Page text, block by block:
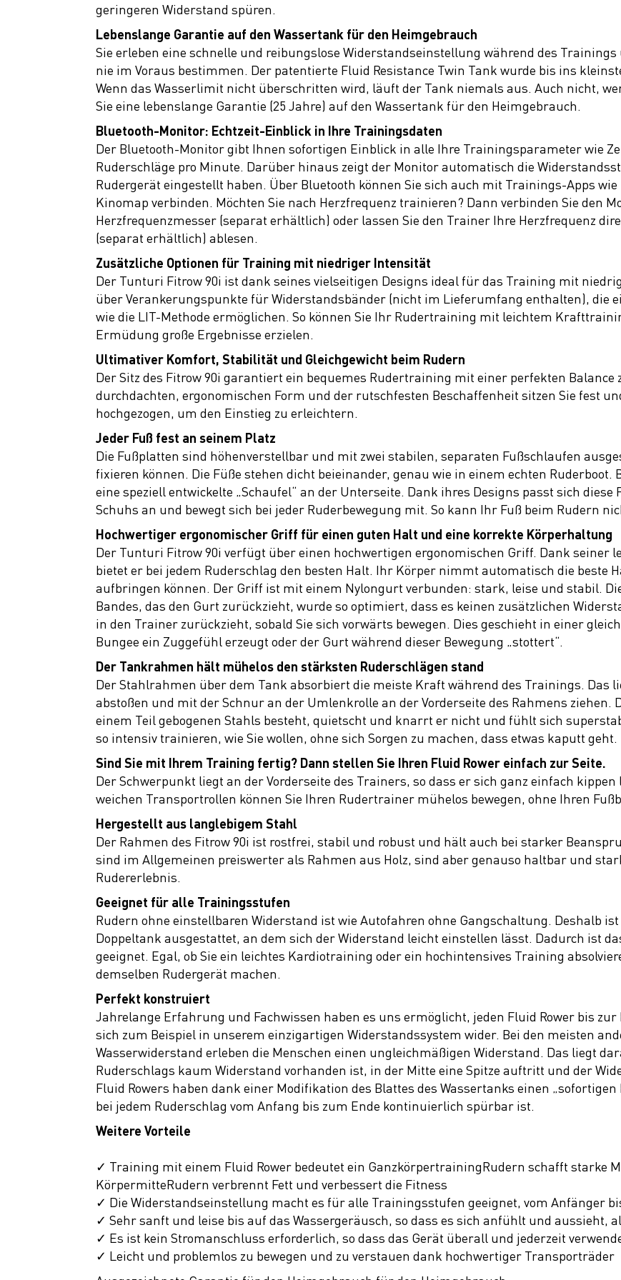
geringeren Widerstand spüren.
Lebenslange Garantie auf den Wassertank für den Heimgebrauch
Sie erleben eine schnelle und reibungslose Widerstandseinstellung während des
nie im Voraus bestimmen. Der patentierte Fluid Resistance Twin Tank wurde bis ins
Wenn das Wasserlimit nicht überschritten wird, läuft der Tank niemals aus. Auch nicht,
Sie eine lebenslange Garantie (25 Jahre) auf den Wassertank für den Heimgebrauch.
Bluetooth-Monitor: Echtzeit-Einblick in Ihre Trainingsdaten
Der Bluetooth-Monitor gibt Ihnen sofortigen Einblick in alle Ihre Trainingsparameter wie
Ruderschläge pro Minute. Darüber hinaus zeigt der Monitor automatisch die
Rudergerät eingestellt haben. Über Bluetooth können Sie sich auch mit Trainings-Apps wie
Kinomap verbinden. Möchten Sie nach Herzfrequenz trainieren? Dann verbinden Sie den
Herzfrequenzmesser (separat erhältlich) oder lassen Sie den Trainer Ihre Herzfrequenz
(separat erhältlich) ablesen.
Zusätzliche Optionen für Training mit niedriger Intensität
Der Tunturi Fitrow 90i ist dank seines vielseitigen Designs ideal für das Training mit
über Verankerungspunkte für Widerstandsbänder (nicht im Lieferumfang enthalten), die
wie die LIT-Methode ermöglichen. So können Sie Ihr Rudertraining mit leichtem
Ermüdung große Ergebnisse erzielen.
Ultimativer Komfort, Stabilität und Gleichgewicht beim Rudern
Der Sitz des Fitrow 90i garantiert ein bequemes Rudertraining mit einer perfekten
durchdachten, ergonomischen Form und der rutschfesten Beschaffenheit sitzen Sie fest
hochgezogen, um den Einstieg zu erleichtern.
Jeder Fuß fest an seinem Platz
Die Fußplatten sind höhenverstellbar und mit zwei stabilen, separaten Fußschlaufen
fixieren können. Die Füße stehen dicht beieinander, genau wie in einem echten
eine speziell entwickelte „Schaufel“ an der Unterseite. Dank ihres Designs passt sich diese
Schuhs an und bewegt sich bei jeder Ruderbewegung mit. So kann Ihr Fuß beim Rudern
Hochwertiger ergonomischer Griff für einen guten Halt und eine korrekte Körperhaltung
Der Tunturi Fitrow 90i verfügt über einen hochwertigen ergonomischen Griff. Dank seiner
bietet er bei jedem Ruderschlag den besten Halt. Ihr Körper nimmt automatisch die beste
aufbringen können. Der Griff ist mit einem Nylongurt verbunden: stark, leise und stabil.
Bandes, das den Gurt zurückzieht, wurde so optimiert, dass es keinen zusätzlichen
in den Trainer zurückzieht, sobald Sie sich vorwärts bewegen. Dies geschieht in einer
Bungee ein Zuggefühl erzeugt oder der Gurt während dieser Bewegung „stottert“.
Der Tankrahmen hält mühelos den stärksten Ruderschlägen stand
Der Stahlrahmen über dem Tank absorbiert die meiste Kraft während des Trainings. Das
abstoßen und mit der Schnur an der Umlenkrolle an der Vorderseite des Rahmens ziehen.
einem Teil gebogenen Stahls besteht, quietscht und knarrt er nicht und fühlt sich
so intensiv trainieren, wie Sie wollen, ohne sich Sorgen zu machen, dass etwas kaputt geht.
Sind Sie mit Ihrem Training fertig? Dann stellen Sie Ihren Fluid Rower einfach zur Seite.
Der Schwerpunkt liegt an der Vorderseite des Trainers, so dass er sich ganz einfach
weichen Transportrollen können Sie Ihren Rudertrainer mühelos bewegen, ohne Ihren
Hergestellt aus langlebigem Stahl
Der Rahmen des Fitrow 90i ist rostfrei, stabil und robust und hält auch bei starker
sind im Allgemeinen preiswerter als Rahmen aus Holz, sind aber genauso haltbar und
Rudererlebnis.
Geeignet für alle Trainingsstufen
Rudern ohne einstellbaren Widerstand ist wie Autofahren ohne Gangschaltung. Deshalb
Doppeltank ausgestattet, an dem sich der Widerstand leicht einstellen lässt. Dadurch ist
geeignet. Egal, ob Sie ein leichtes Kardiotraining oder ein hochintensives Training
demselben Rudergerät machen.
Perfekt konstruiert
Jahrelange Erfahrung und Fachwissen haben es uns ermöglicht, jeden Fluid Rower bis
sich zum Beispiel in unserem einzigartigen Widerstandssystem wider. Bei den meisten
Wasserwiderstand erleben die Menschen einen ungleichmäßigen Widerstand. Das liegt
Ruderschlags kaum Widerstand vorhanden ist, in der Mitte eine Spitze auftritt und der
Fluid Rowers haben dank einer Modifikation des Blattes des Wassertanks einen „sofortigen
bei jedem Ruderschlag vom Anfang bis zum Ende kontinuierlich spürbar ist.
Weitere Vorteile
✓ Training mit einem Fluid Rower bedeutet ein GanzkörpertrainingRudern schafft starke
KörpermitteRudern verbrennt Fett und verbessert die Fitness
✓ Die Widerstandseinstellung macht es für alle Trainingsstufen geeignet, vom Anfänger
✓ Sehr sanft und leise bis auf das Wassergeräusch, so dass es sich anfühlt und aussieht,
✓ Es ist kein Stromanschluss erforderlich, so dass das Gerät überall und jederzeit
✓ Leicht und problemlos zu bewegen und zu verstauen dank hochwertiger Transporträder